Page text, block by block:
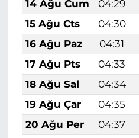
14 Ağu Cum
04:29
15 Ağu Cts
04:30
16 Ağu Paz
04:31
17 Ağu Pts
04:33
18 Ağu Sal
04:34
19 Ağu Çar
04:35
20 Ağu Per
04:37